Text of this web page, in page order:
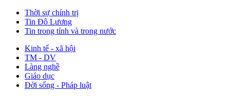
Thời sự chính trị
Tin Đô Lương
Tin trong tỉnh và trong nước
Kinh tế - xã hội
TM - DV
Làng nghề
Giáo dục
Đời sống - Pháp luật